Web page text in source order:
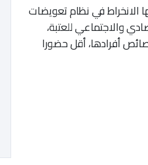
الرفض سببها الانخراط في نظام تعويضات
المؤشر الاقتصادي والاجتماعي للعتبة،
أفرادها، أقل حضورا